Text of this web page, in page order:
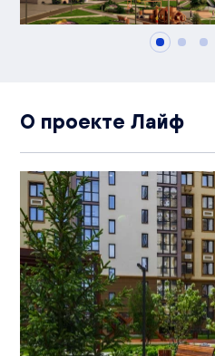
О проекте Лайф